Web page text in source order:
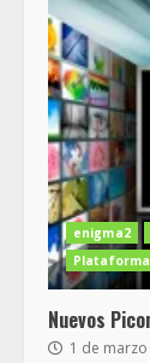
enigma2
Nuevos
1 de